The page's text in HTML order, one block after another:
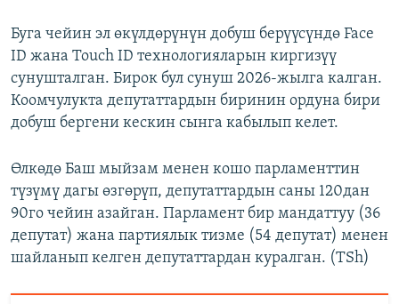
Буга чейин эл өкүлдөрүнүн добуш берүүсүндө Face
ID жана Touch ID технологияларын киргизүү
сунушталган. Бирок бул сунуш 2026-жылга калган.
Коомчулукта депутаттардын биринин ордуна бири
добуш бергени кескин сынга кабылып келет.
Өлкөдө Баш мыйзам менен кошо парламенттин
түзүмү дагы өзгөрүп, депутаттардын саны 120дан
90го чейин азайган. Парламент бир мандаттуу (36
депутат) жана партиялык тизме (54 депутат) менен
шайланып келген депутаттардан куралган. (TSh)